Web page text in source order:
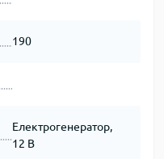
190
Електрогенератор,
12 В